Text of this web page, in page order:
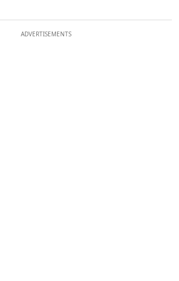
ADVERTISEMENTS